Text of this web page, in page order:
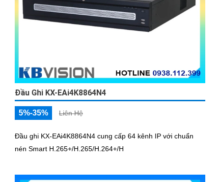
Đầu Ghi KX-EAi4K8864N4
5%-35% Liên Hệ
Đầu ghi KX-EAi4K8864N4 cung cấp 64 kênh IP với chuẩn
nén Smart H.265+/H.265/H.264+/H